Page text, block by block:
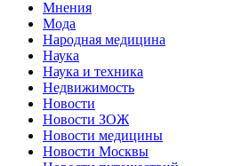
Мнения
Мода
Народная медицина
Наука
Наука и техника
Недвижимость
Новости
Новости ЗОЖ
Новости медицины
Новости Москвы